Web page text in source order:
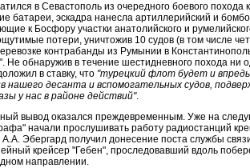
в Севастополь из очередного боевого
батареи, эскадра нанесла артиллерийский и
к Босфору участки анатолийского и
потери, уничтожив 10 судов (в том числе
контрабанды из Румынии в
Не обнаружив в течение шестидневного похода ни
в ставку, что "турецкий флот будет и
десанта и вспомогательных судов,
у нас в районе действий".
вывод оказался преждевременным. Уже на
начали прослушивать работу радиостанций
Эбергард получил донесение поста службы
крейсер "Гебен", проследовавший вдоль
направлении.